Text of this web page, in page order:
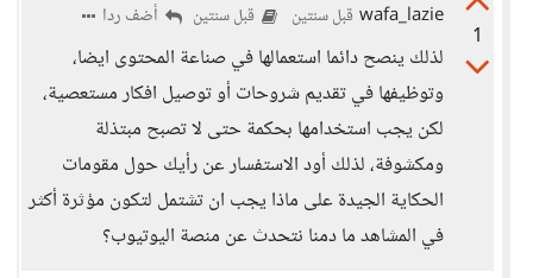
1
wafa_lazie قبل سنتين قبل سنتين أضف ردا
لذلك ينصح دائما استعمالها في صناعة المحتوى ايضا،
وتوظيفها في تقديم شروحات أو توصيل افكار مستعصية،
لكن يجب استخدامها بحكمة حتى لا تصبح مبتذلة
ومكشوفة، لذلك أود الاستفسار عن رأيك حول مقومات
الحكاية الجيدة على ماذا يجب ان تشتمل لتكون مؤثرة أكثر
في المشاهد ما دمنا نتحدث عن منصة اليوتيوب؟